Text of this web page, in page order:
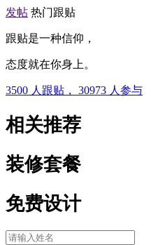
发帖 热门跟贴
跟贴是一种信仰，
态度就在你身上。
3500 人跟贴， 30973 人参与
相关推荐
装修套餐
免费设计